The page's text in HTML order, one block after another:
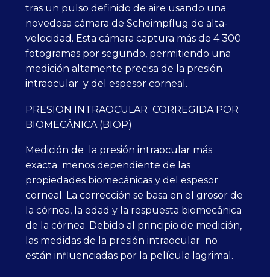
tras un pulso definido de aire usando una
novedosa cámara de Scheimpflug de alta-
velocidad. Esta cámara captura más de 4 300
fotogramas por segundo, permitiendo una
medición altamente precisa de la presión
intraocular y del espesor corneal.
PRESION INTRAOCULAR CORREGIDA POR
BIOMECÁNICA (BIOP)
Medición de la presión intraocular más
exacta menos dependiente de las
propiedades biomecánicas y del espesor
corneal. La corrección se basa en el grosor de
la córnea, la edad y la respuesta biomecánica
de la córnea. Debido al principio de medición,
las medidas de la presión intraocular no
están influenciadas por la película lagrimal.